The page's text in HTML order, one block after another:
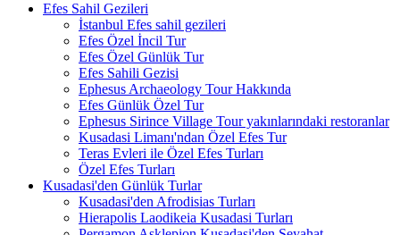
Efes Sahil Gezileri
İstanbul Efes sahil gezileri
Efes Özel İncil Tur
Efes Özel Günlük Tur
Efes Sahili Gezisi
Ephesus Archaeology Tour Hakkında
Efes Günlük Özel Tur
Ephesus Sirince Village Tour yakınlarındaki restoranlar
Kusadasi Limanı'ndan Özel Efes Tur
Teras Evleri ile Özel Efes Turları
Özel Efes Turları
Kusadasi'den Günlük Turlar
Kusadasi'den Afrodisias Turları
Hierapolis Laodikeia Kusadasi Turları